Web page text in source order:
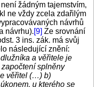
žádným tajemstvím,
ne vždy zcela zdařilým
návrhů
návrhu).[9] Ze srovnání
3 ins. zák. má svůj
následující znění:
a věřitele je
splněny
věřitel (…) b)
u kterého se